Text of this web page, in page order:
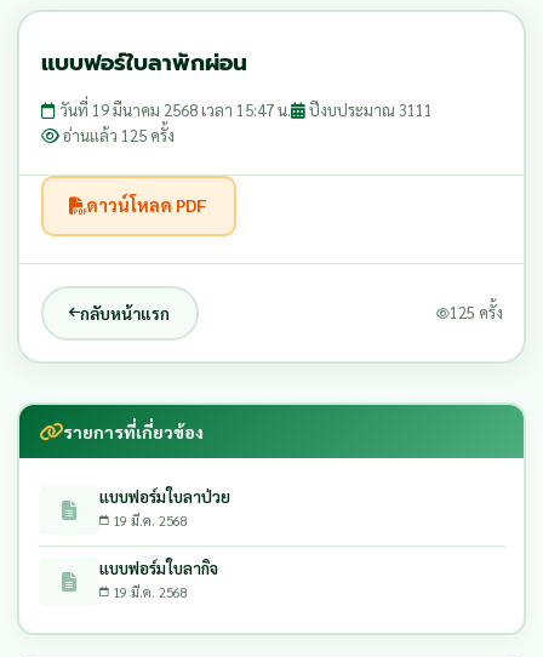
แบบฟอร์ใบลาพักผ่อน
วันที่ 19 มีนาคม 2568 เวลา 15:47 น.
ปีงบประมาณ 3111
อ่านแล้ว 125 ครั้ง
ดาวน์โหลด PDF
กลับหน้าแรก 125 ครั้ง
รายการที่เกี่ยวข้อง
แบบฟอร์มใบลาป่วย
19 มี.ค. 2568
แบบฟอร์มใบลากิจ
19 มี.ค. 2568